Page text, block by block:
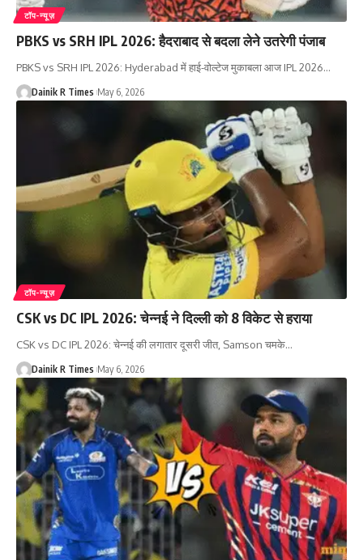
टॉप-न्यूज़
PBKS vs SRH IPL 2026: हैदराबाद से बदला लेने उतरेगी पंजाब
PBKS vs SRH IPL 2026: Hyderabad में हाई-वोल्टेज मुकाबला आज IPL 2026…
Dainik R Times May 6, 2026
टॉप-न्यूज़
CSK vs DC IPL 2026: चेन्नई ने दिल्ली को 8 विकेट से हराया
CSK vs DC IPL 2026: चेन्नई की लगातार दूसरी जीत, Samson चमके…
Dainik R Times May 6, 2026